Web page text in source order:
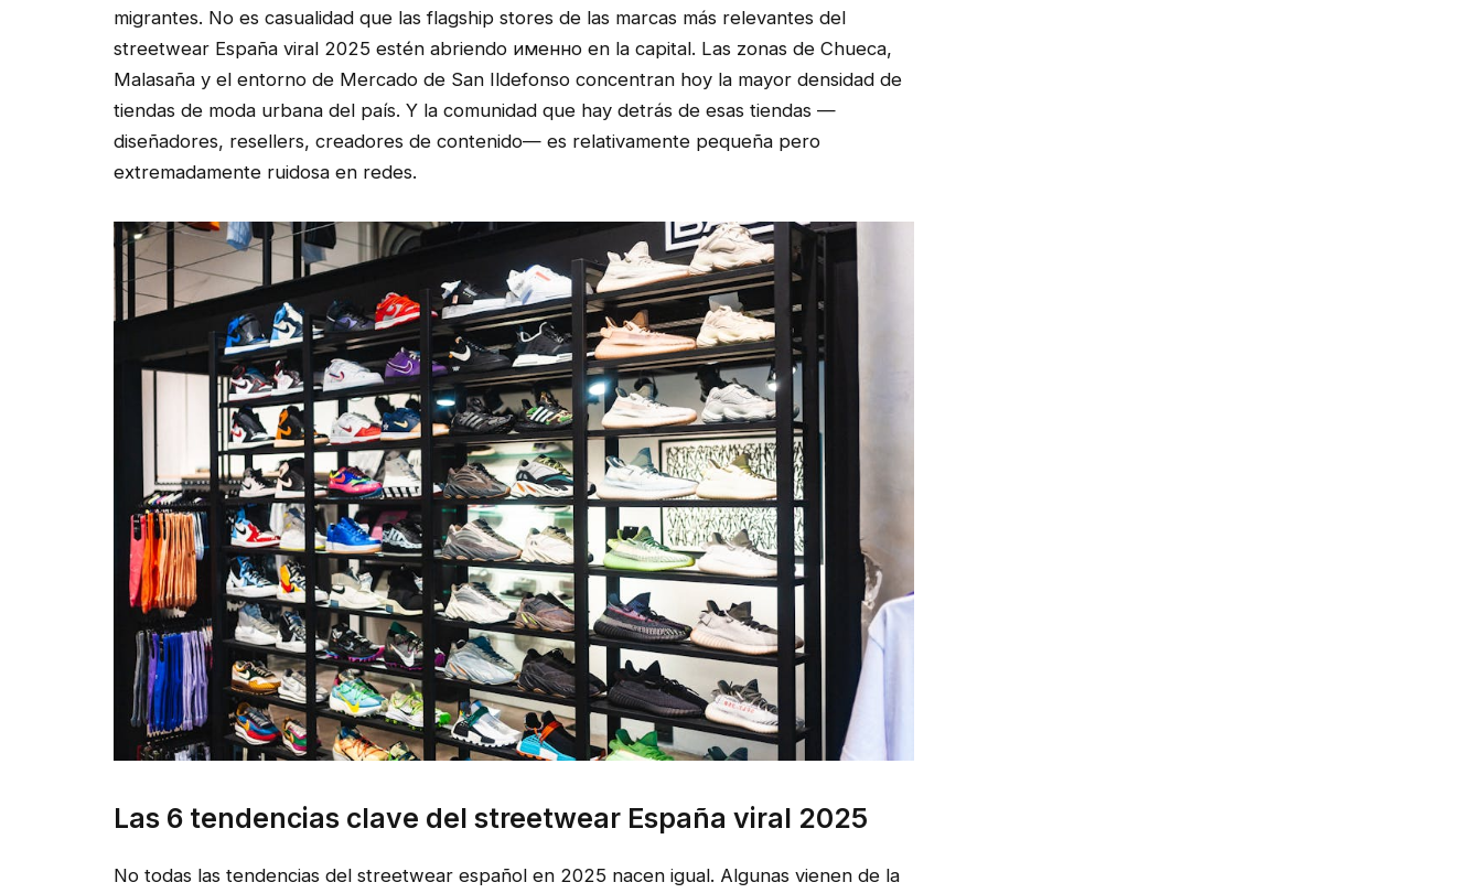
migrantes. No es casualidad que las flagship stores de las marcas más relevantes del
streetwear España viral 2025 estén abriendo именно en la capital. Las zonas de Chueca,
Malasaña y el entorno de Mercado de San Ildefonso concentran hoy la mayor densidad de
tiendas de moda urbana del país. Y la comunidad que hay detrás de esas tiendas —
diseñadores, resellers, creadores de contenido— es relativamente pequeña pero
extremadamente ruidosa en redes.
Las 6 tendencias clave del streetwear España viral 2025
No todas las tendencias del streetwear español en 2025 nacen igual. Algunas vienen de la